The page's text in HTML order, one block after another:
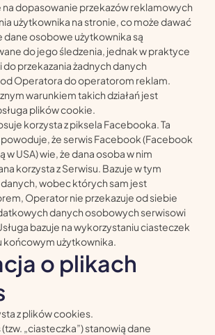
na dopasowanie przekazów reklamowych
użytkownika na stronie, co może dawać
dane osobowe użytkownika są
do jego śledzenia, jednak w praktyce
do przekazania żadnych danych
Operatora do operatorom reklam.
warunkiem takich działań jest
plików cookie.
korzysta z piksela Facebooka. Ta
że serwis Facebook (Facebook
w USA) wie, że dana osoba w nim
korzysta z Serwisu. Bazuje w tym
wobec których sam jest
Operator nie przekazuje od siebie
danych osobowych serwisowi
bazuje na wykorzystaniu ciasteczek
końcowym użytkownika.
o plikach
z plików cookies.
„ciasteczka”) stanowią dane